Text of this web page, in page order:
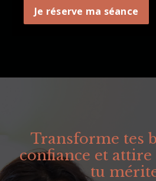
Je réserve ma séance
Transforme tes
confiance et attire
tu